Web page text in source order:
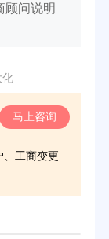
顾问说明
化
擅长：离岸公司注册、做账/审计、税收服务
马上咨询
司吗？
件？
？
多少？
？